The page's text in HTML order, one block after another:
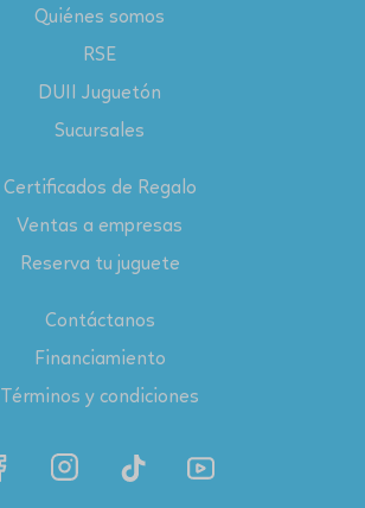
Quiénes somos
RSE
DUII Juguetón
Sucursales
Certificados de Regalo
Ventas a empresas
Reserva tu juguete
Contáctanos
Financiamiento
Términos y condiciones